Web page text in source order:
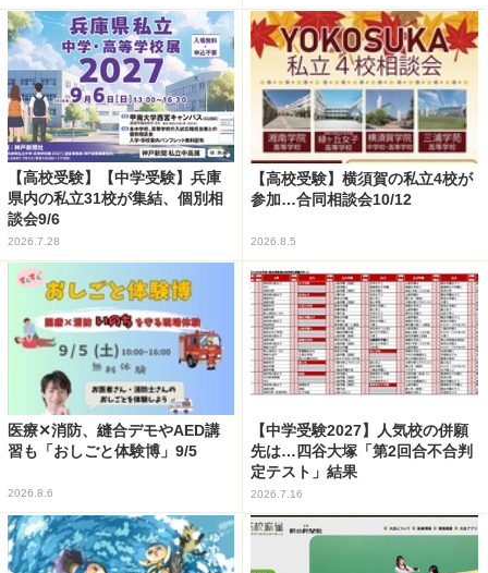
【高校受験】【中学受験】兵庫
県内の私立31校が集結、個別相
談会9/6
2026.7.28
【高校受験】横須賀の私立4校が
参加…合同相談会10/12
2026.8.5
医療✕消防、縫合デモやAED講
習も「おしごと体験博」9/5
2026.8.6
【中学受験2027】人気校の併願
先は…四谷大塚「第2回合不合判
定テスト」結果
2026.7.16